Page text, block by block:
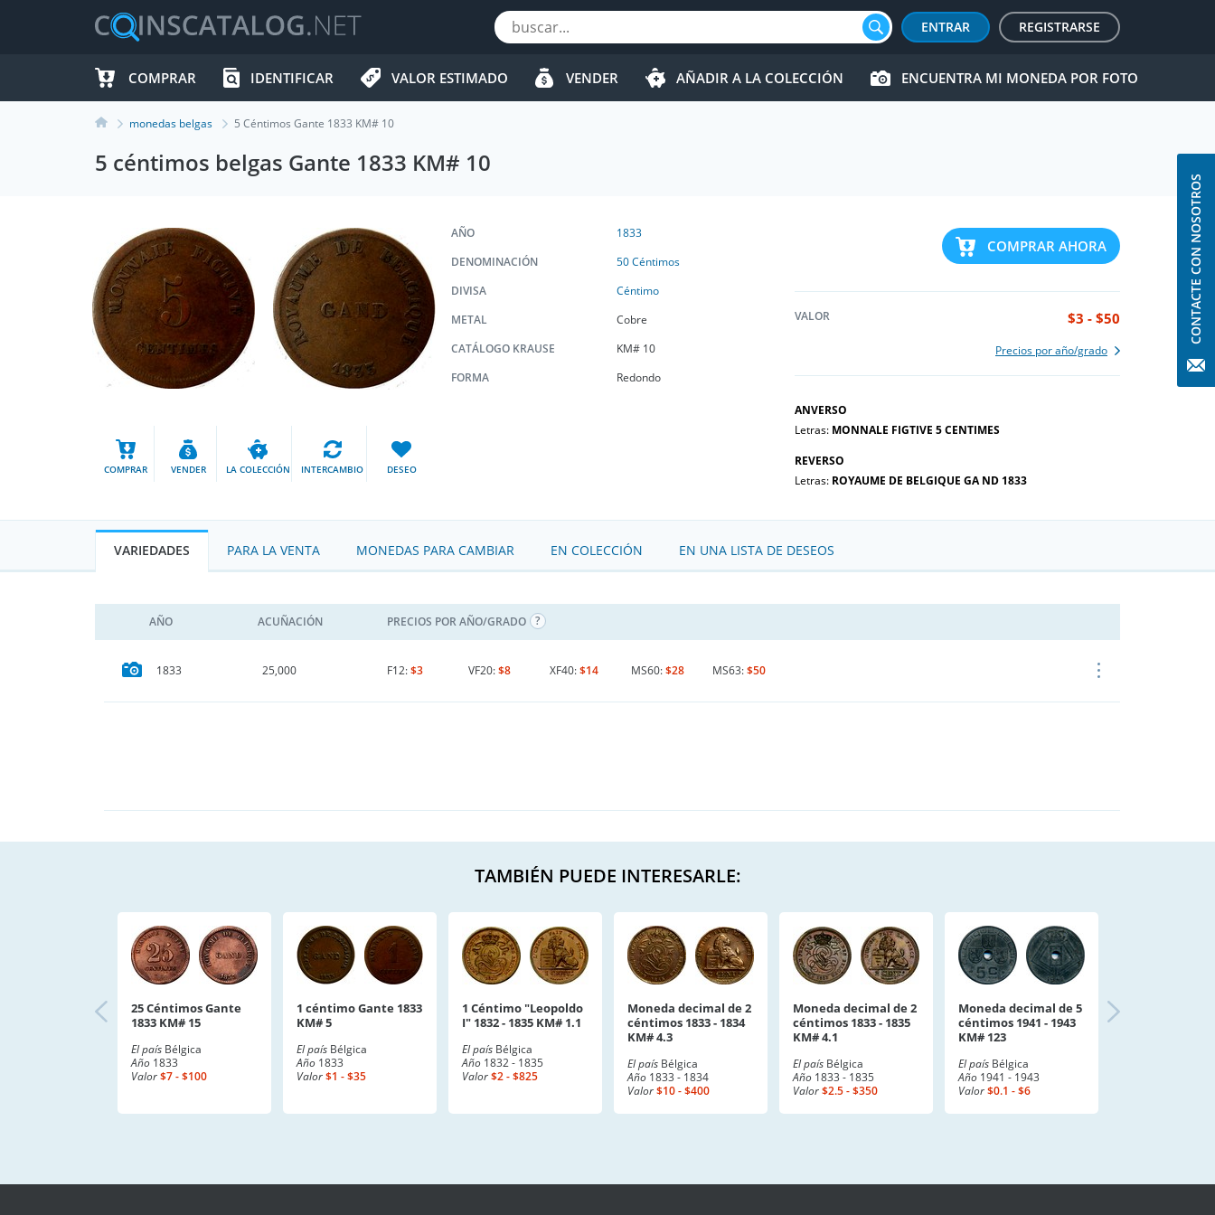
ENTRAR REGISTRARSE
COMPRAR IDENTIFICAR VALOR ESTIMADO VENDER AÑADIR A LA COLECCIÓN ENCUENTRA MI MONEDA POR FOTO
monedas belgas 5 Céntimos Gante 1833 KM# 10
5 céntimos belgas Gante 1833 KM# 10
COMPRAR VENDER LA COLECCIÓN INTERCAMBIO DESEO
COMPRAR AHORA
VALOR $3 - $50
Precios por año/grado
ANVERSO
Letras: MONNALE FIGTIVE 5 CENTIMES
REVERSO
Letras: ROYAUME DE BELGIQUE GA ND 1833
AÑO
1833
DENOMINACIÓN
50 Céntimos
DIVISA
Céntimo
METAL
Cobre
CATÁLOGO KRAUSE
KM# 10
FORMA
Redondo
VARIEDADES PARA LA VENTA MONEDAS PARA CAMBIAR EN COLECCIÓN EN UNA LISTA DE DESEOS
AÑO ACUÑACIÓN PRECIOS POR AÑO/GRADO
1833 25,000 F12:$3 VF20:$8 XF40:$14 MS60:$28 MS63:$50
TAMBIÉN PUEDE INTERESARLE:
25 Céntimos Gante
1833 KM# 15
El país Bélgica
Año 1833
Valor$7 - $100
1 céntimo Gante 1833
KM# 5
El país Bélgica
Año 1833
Valor$1 - $35
1 Céntimo "Leopoldo
I" 1832 - 1835 KM# 1.1
El país Bélgica
Año 1832 - 1835
Valor$2 - $825
Moneda decimal de 2
céntimos 1833 - 1834
KM# 4.3
El país Bélgica
Año 1833 - 1834
Valor$10 - $400
Moneda decimal de 2
céntimos 1833 - 1835
KM# 4.1
El país Bélgica
Año 1833 - 1835
Valor$2.5 - $350
Moneda decimal de 5
céntimos 1941 - 1943
KM# 123
El país Bélgica
Año 1941 - 1943
Valor$0.1 - $6
CONTACTE CON NOSOTROS